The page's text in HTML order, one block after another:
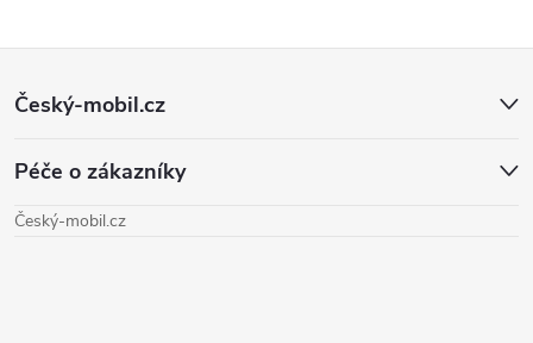
Z
p
Český-mobil.cz
Péče o zákazníky
Český-mobil.cz